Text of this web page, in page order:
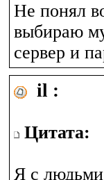
Не понял
выбираю
сервер и
il :
Цитата:
Я с